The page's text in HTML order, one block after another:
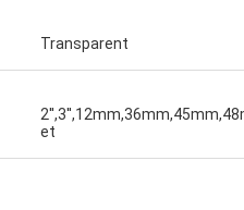
Transparent
et